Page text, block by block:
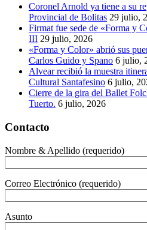
Coronel Arnold ya tiene a su
Provincial de Bolitas 29 julio,
Firmat fue sede de «Forma y
III 29 julio, 2026
«Forma y Color» abrió sus
Carlos Guido y Spano 6 julio,
Alvear recibió la muestra
Cultural Santafesino 6 julio,
Cierre de la gira del Ballet
Tuerto. 6 julio, 2026
Contacto
Nombre & Apellido (requerido)
Correo Electrónico (requerido)
Asunto